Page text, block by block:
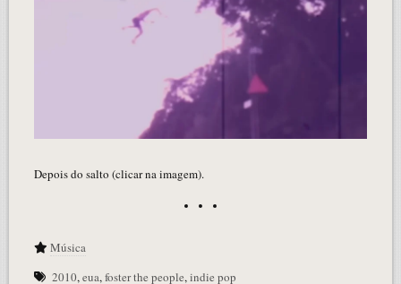
Depois do salto (clicar na imagem).
Música
2010,eua,foster the people,indie pop